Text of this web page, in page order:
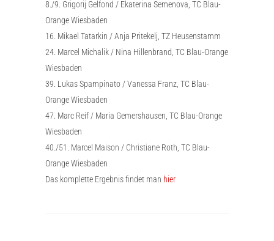
8./9. Grigorij Gelfond / Ekaterina Semenova, TC Blau-
Orange Wiesbaden
16. Mikael Tatarkin / Anja Pritekelj, TZ Heusenstamm
24. Marcel Michalik / Nina Hillenbrand, TC Blau-Orange
Wiesbaden
39. Lukas Spampinato / Vanessa Franz, TC Blau-
Orange Wiesbaden
47. Marc Reif / Maria Gemershausen, TC Blau-Orange
Wiesbaden
40./51. Marcel Maison / Christiane Roth, TC Blau-
Orange Wiesbaden
Das komplette Ergebnis findet man hier